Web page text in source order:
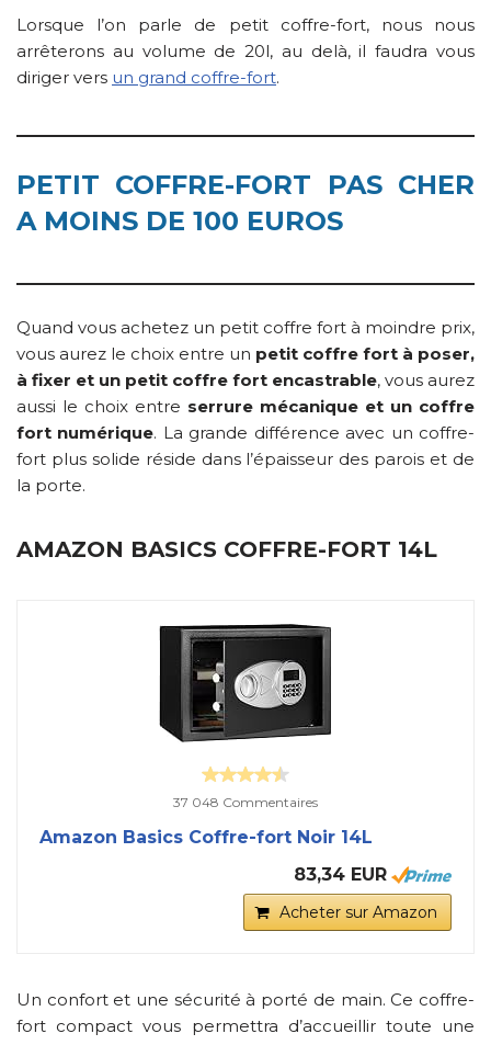
Lorsque l’on parle de petit coffre-fort, nous nous
arrêterons au volume de 20l, au delà, il faudra vous
diriger vers un grand coffre-fort.
PETIT COFFRE-FORT PAS CHER
A MOINS DE 100 EUROS
Quand vous achetez un petit coffre fort à moindre prix,
vous aurez le choix entre un petit coffre fort à poser,
à fixer et un petit coffre fort encastrable, vous aurez
aussi le choix entre serrure mécanique et un coffre
fort numérique. La grande différence avec un coffre-
fort plus solide réside dans l’épaisseur des parois et de
la porte.
AMAZON BASICS COFFRE-FORT 14L
37 048 Commentaires
Amazon Basics Coffre-fort Noir 14L
83,34 EUR
Acheter sur Amazon
Un confort et une sécurité à porté de main. Ce coffre-
fort compact vous permettra d’accueillir toute une